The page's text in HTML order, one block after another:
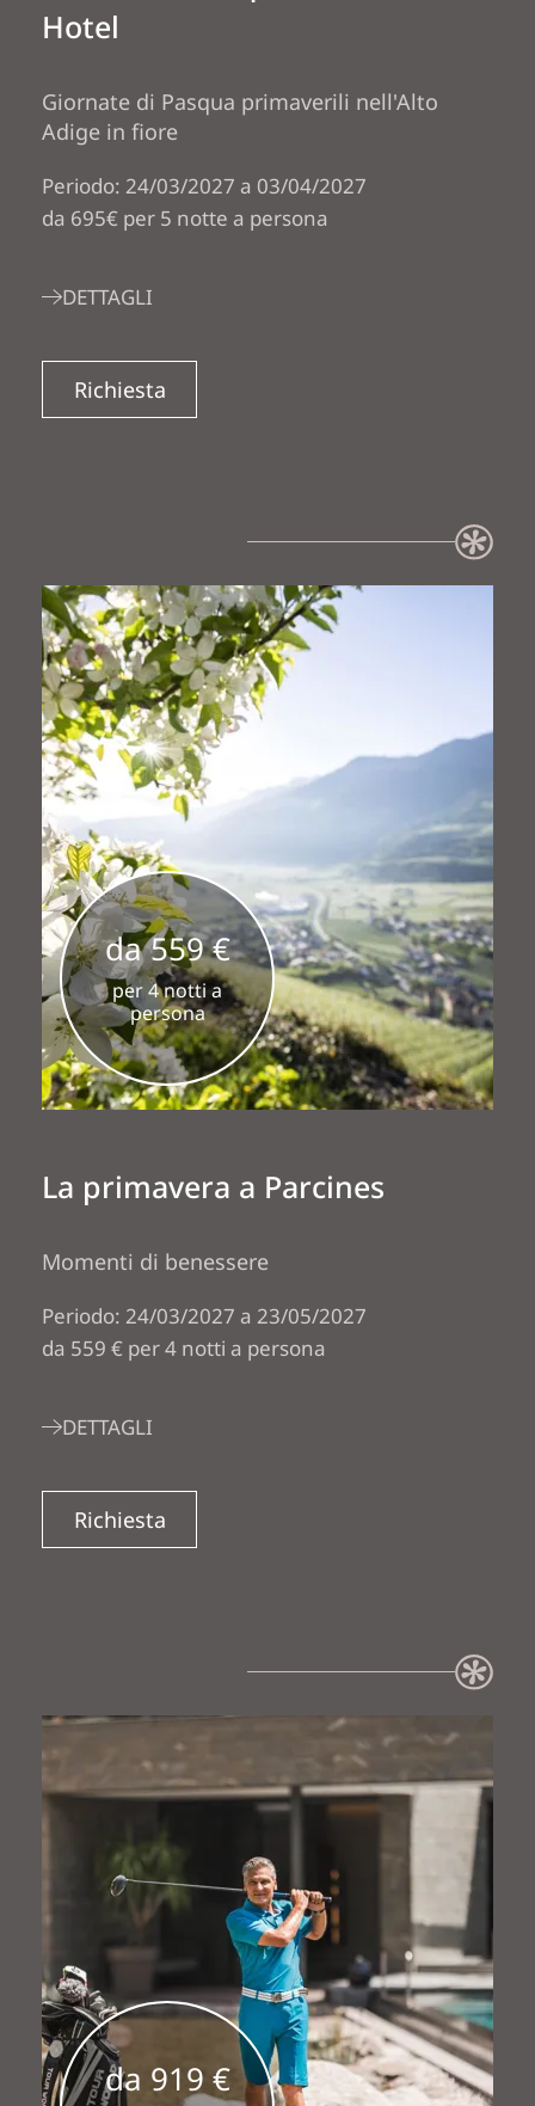
Hotel
Giornate di Pasqua primaverili nell'Alto
Adige in fiore
Periodo: 24/03/2027 a 03/04/2027
da 695€ per 5 notte a persona
DETTAGLI
Richiesta
La primavera a Parcines
Momenti di benessere
Periodo: 24/03/2027 a 23/05/2027
da 559 € per 4 notti a persona
DETTAGLI
Richiesta
da 559 €
per 4 notti a
persona
da 919 €